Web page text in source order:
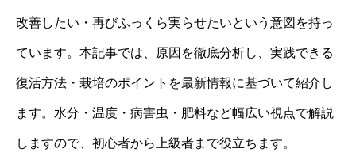
改善したい・再びふっくら実らせたいという意図を持っ
ています。本記事では、原因を徹底分析し、実践できる
復活方法・栽培のポイントを最新情報に基づいて紹介し
ます。水分・温度・病害虫・肥料など幅広い視点で解説
しますので、初心者から上級者まで役立ちます。